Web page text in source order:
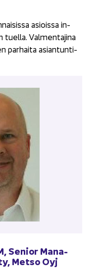
asiois­sa in­
tuel­la. Val­men­ta­ji­na
par­hai­ta asian­tun­ti­
Se­nior Ma­na­
Metso Oyj